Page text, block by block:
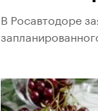
В Росавтодоре